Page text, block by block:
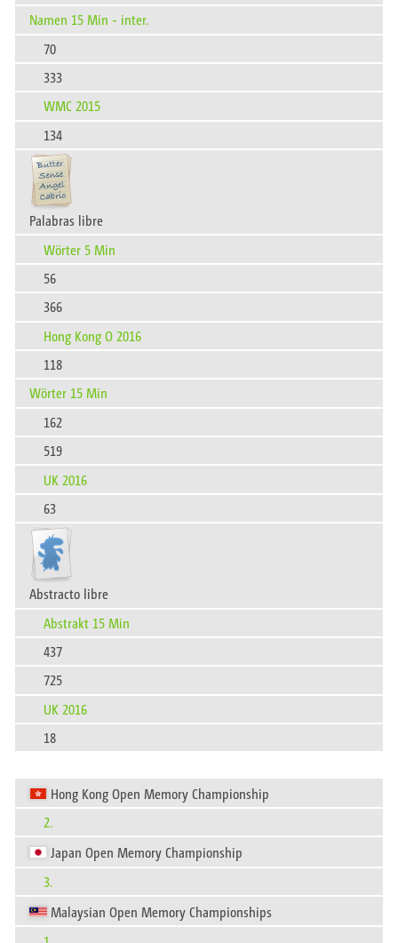
Namen 15 Min - inter.
70
333
WMC 2015
134
Palabras libre
Wörter 5 Min
56
366
Hong Kong O 2016
118
Wörter 15 Min
162
519
UK 2016
63
Abstracto libre
Abstrakt 15 Min
437
725
UK 2016
18
Hong Kong Open Memory Championship
2.
Japan Open Memory Championship
3.
Malaysian Open Memory Championships